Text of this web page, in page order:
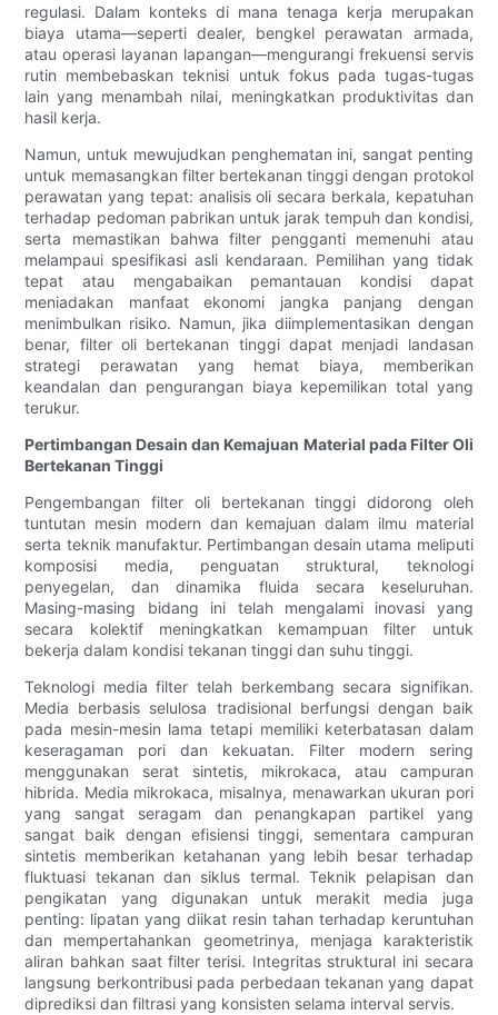
regulasi. Dalam konteks di mana tenaga kerja merupakan
biaya utama—seperti dealer, bengkel perawatan armada,
atau operasi layanan lapangan—mengurangi frekuensi servis
rutin membebaskan teknisi untuk fokus pada tugas-tugas
lain yang menambah nilai, meningkatkan produktivitas dan
hasil kerja.
Namun, untuk mewujudkan penghematan ini, sangat penting
untuk memasangkan filter bertekanan tinggi dengan protokol
perawatan yang tepat: analisis oli secara berkala, kepatuhan
terhadap pedoman pabrikan untuk jarak tempuh dan kondisi,
serta memastikan bahwa filter pengganti memenuhi atau
melampaui spesifikasi asli kendaraan. Pemilihan yang tidak
tepat atau mengabaikan pemantauan kondisi dapat
meniadakan manfaat ekonomi jangka panjang dengan
menimbulkan risiko. Namun, jika diimplementasikan dengan
benar, filter oli bertekanan tinggi dapat menjadi landasan
strategi perawatan yang hemat biaya, memberikan
keandalan dan pengurangan biaya kepemilikan total yang
terukur.
Pertimbangan Desain dan Kemajuan Material pada Filter Oli
Bertekanan Tinggi
Pengembangan filter oli bertekanan tinggi didorong oleh
tuntutan mesin modern dan kemajuan dalam ilmu material
serta teknik manufaktur. Pertimbangan desain utama meliputi
komposisi media, penguatan struktural, teknologi
penyegelan, dan dinamika fluida secara keseluruhan.
Masing-masing bidang ini telah mengalami inovasi yang
secara kolektif meningkatkan kemampuan filter untuk
bekerja dalam kondisi tekanan tinggi dan suhu tinggi.
Teknologi media filter telah berkembang secara signifikan.
Media berbasis selulosa tradisional berfungsi dengan baik
pada mesin-mesin lama tetapi memiliki keterbatasan dalam
keseragaman pori dan kekuatan. Filter modern sering
menggunakan serat sintetis, mikrokaca, atau campuran
hibrida. Media mikrokaca, misalnya, menawarkan ukuran pori
yang sangat seragam dan penangkapan partikel yang
sangat baik dengan efisiensi tinggi, sementara campuran
sintetis memberikan ketahanan yang lebih besar terhadap
fluktuasi tekanan dan siklus termal. Teknik pelapisan dan
pengikatan yang digunakan untuk merakit media juga
penting: lipatan yang diikat resin tahan terhadap keruntuhan
dan mempertahankan geometrinya, menjaga karakteristik
aliran bahkan saat filter terisi. Integritas struktural ini secara
langsung berkontribusi pada perbedaan tekanan yang dapat
diprediksi dan filtrasi yang konsisten selama interval servis.